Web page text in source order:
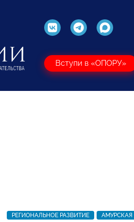
Вступи в «ОПОРУ»
РЕГИОНАЛЬНОЕ РАЗВИТИЕ АМУРСКАЯ